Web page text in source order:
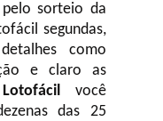
sorteio da
segundas,
como
e claro as
Lotofácil você
das 25